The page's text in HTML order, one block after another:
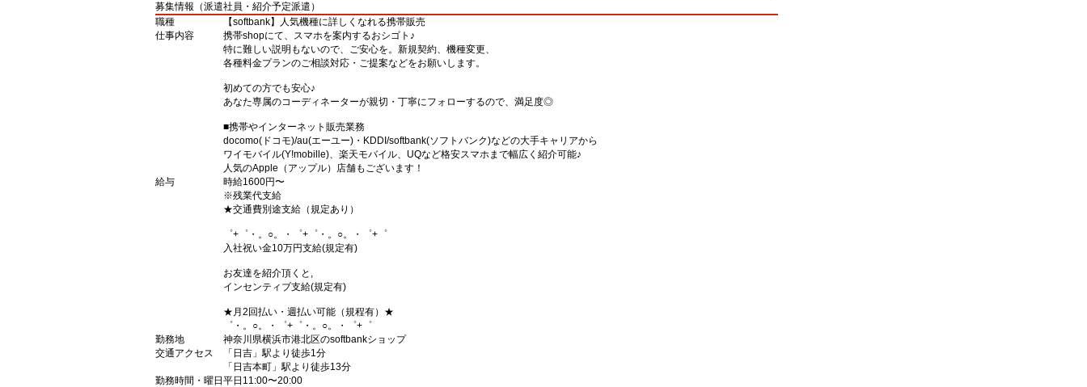
募集情報（派遣社員・紹介予定派遣）
職種
【softbank】人気機種に詳しくなれる携帯販売
仕事内容
携帯shopにて、スマホを案内するおシゴト♪
特に難しい説明もないので、ご安心を。新規契約、機種変更、
各種料金プランのご相談対応・ご提案などをお願いします。
初めての方でも安心♪
あなた専属のコーディネーターが親切・丁寧にフォローするので、満足度◎
■携帯やインターネット販売業務
docomo(ドコモ)/au(エーユー)・KDDI/softbank(ソフトバンク)などの大手キャリアから
ワイモバイル(Y!mobille)、楽天モバイル、UQなど格安スマホまで幅広く紹介可能♪
人気のApple（アップル）店舗もございます！
給与
時給1600円〜
※残業代支給
★交通費別途支給（規定あり）
゜+゜・。○。・゜+゜・。○。・゜+゜
入社祝い金10万円支給(規定有)
お友達を紹介頂くと,
インセンティブ支給(規定有)
★月2回払い・週払い可能（規程有）★
゜・。○。・゜+゜・。○。・゜+゜
勤務地
神奈川県横浜市港北区のsoftbankショップ
交通アクセス
「日吉」駅より徒歩1分
「日吉本町」駅より徒歩13分
勤務時間・曜日 平日11:00〜20:00